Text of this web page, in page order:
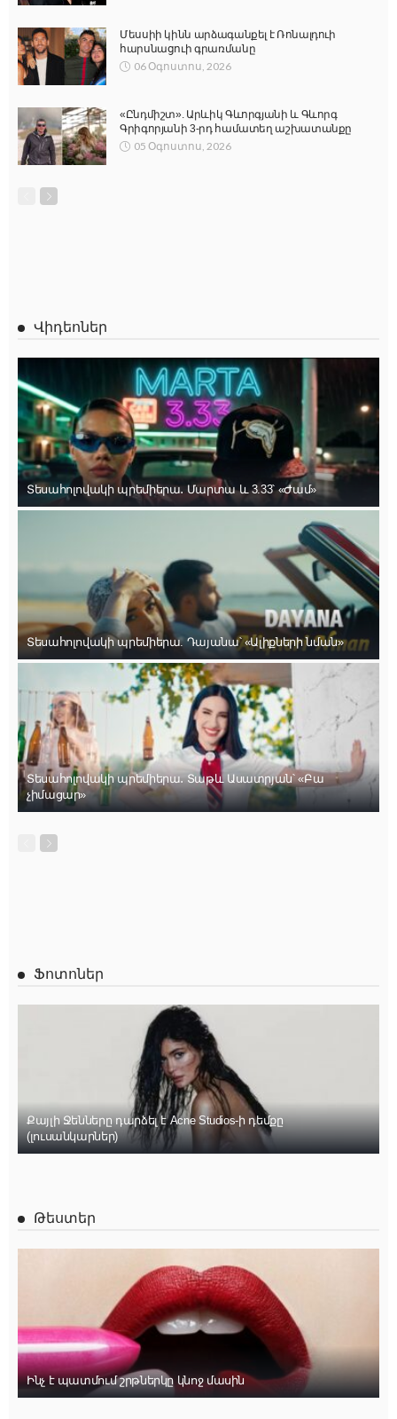
Մեսսիի կինն արձագանքել է Ռոնալդուի
հարսնացուի գրառմանը
06 Օգոստոս, 2026
«Ընդմիշտ». Արևիկ Գևորգյանի և Գևորգ
Գրիգորյանի 3-րդ համատեղ աշխատանքը
05 Օգոստոս, 2026
Վիդեոներ
Տեսահոլովակի պրեմիերա․ Մարտա և 3.33՝ «Ժամ»
Տեսահոլովակի պրեմիերա. Դայանա՝ «Ալիքների նման»
Տեսահոլովակի պրեմիերա․ Տաթև Ասատրյան՝ «Բա
չիմացար»
Ֆոտոներ
Քայլի Ջենները դարձել է Acne Studios-ի դեմքը
(լուսանկարներ)
Թեստեր
Ինչ է պատմում շրթներկը կնոջ մասին